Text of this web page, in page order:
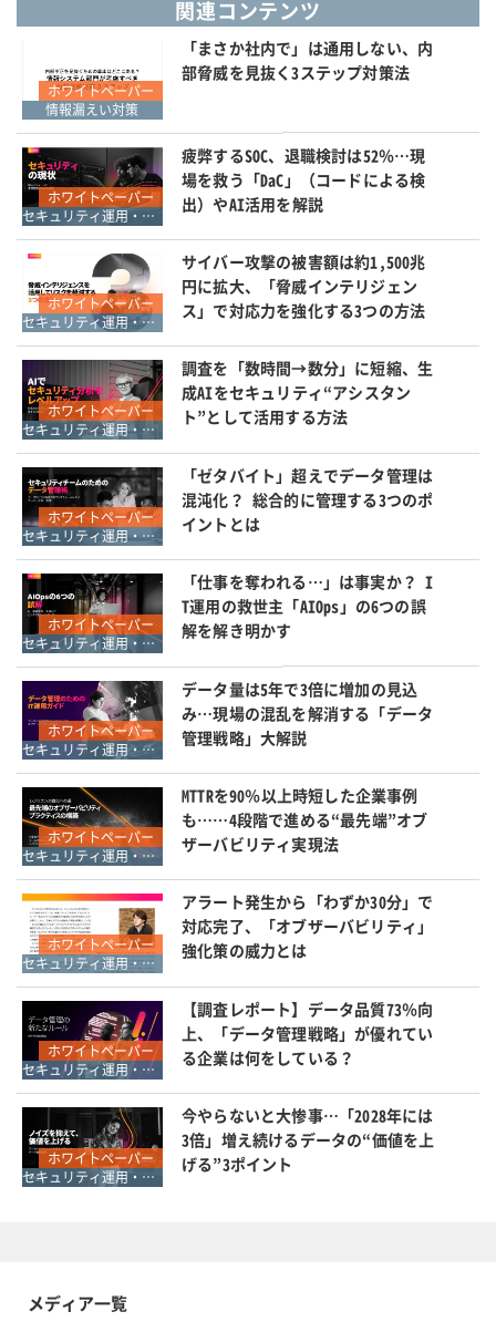
関連コンテンツ
ホワイトペーパー
情報漏えい対策
「まさか社内で」は通用しない、内
部脅威を見抜く3ステップ対策法
ホワイトペーパー
セキュリティ運用・SOC・SIEM・ログ管理
疲弊するSOC、退職検討は52％…現
場を救う「DaC」（コードによる検
出）やAI活用を解説
ホワイトペーパー
セキュリティ運用・SOC・SIEM・ログ管理
サイバー攻撃の被害額は約1,500兆
円に拡大、「脅威インテリジェン
ス」で対応力を強化する3つの方法
ホワイトペーパー
セキュリティ運用・SOC・SIEM・ログ管理
調査を「数時間→数分」に短縮、生
成AIをセキュリティ“アシスタン
ト”として活用する方法
ホワイトペーパー
セキュリティ運用・SOC・SIEM・ログ管理
「ゼタバイト」超えでデータ管理は
混沌化？ 総合的に管理する3つのポ
イントとは
ホワイトペーパー
セキュリティ運用・SOC・SIEM・ログ管理
「仕事を奪われる…」は事実か？ I
T運用の救世主「AIOps」の6つの誤
解を解き明かす
ホワイトペーパー
セキュリティ運用・SOC・SIEM・ログ管理
データ量は5年で3倍に増加の見込
み…現場の混乱を解消する「データ
管理戦略」大解説
ホワイトペーパー
セキュリティ運用・SOC・SIEM・ログ管理
MTTRを90％以上時短した企業事例
も……4段階で進める“最先端”オブ
ザーバビリティ実現法
ホワイトペーパー
セキュリティ運用・SOC・SIEM・ログ管理
アラート発生から「わずか30分」で
対応完了、「オブザーバビリティ」
強化策の威力とは
ホワイトペーパー
セキュリティ運用・SOC・SIEM・ログ管理
【調査レポート】データ品質73％向
上、「データ管理戦略」が優れてい
る企業は何をしている？
ホワイトペーパー
セキュリティ運用・SOC・SIEM・ログ管理
今やらないと大惨事…「2028年には
3倍」増え続けるデータの“価値を上
げる”3ポイント
メディア一覧